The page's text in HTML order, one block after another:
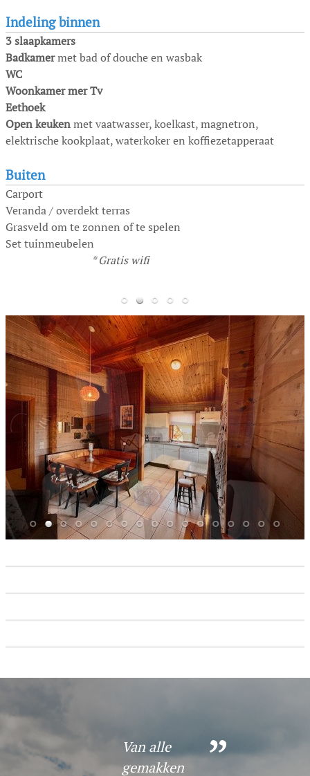
Indeling binnen
3 slaapkamers
Badkamermet bad of douche en wasbak
WC
Woonkamer mer Tv
Eethoek
Open keukenmet vaatwasser, koelkast, magnetron,
elektrische kookplaat, waterkoker en koffiezetapperaat
Buiten
Carport
Veranda / overdekt terras
Grasveld om te zonnen of te spelen
Set tuinmeubelen
* Gratis wifi
Van alle
gemakken